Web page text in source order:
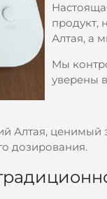
продукт,
Алтая, а
Мы
уверены
Алтая, ценимый
дозирования.